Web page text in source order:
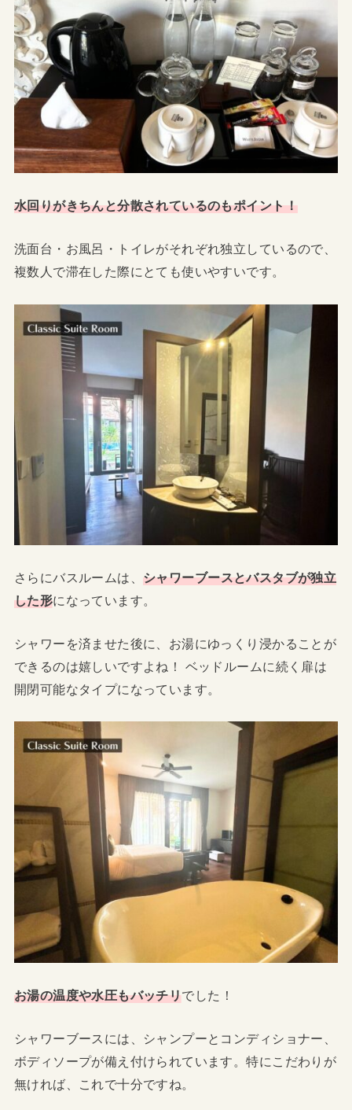
水回りがきちんと分散されているのもポイント！
洗面台・お風呂・トイレがそれぞれ独立しているので、
複数人で滞在した際にとても使いやすいです。
さらにバスルームは、シャワーブースとバスタブが独立
した形になっています。
シャワーを済ませた後に、お湯にゆっくり浸かることが
できるのは嬉しいですよね！ ベッドルームに続く扉は
開閉可能なタイプになっています。
お湯の温度や水圧もバッチリでした！
シャワーブースには、シャンプーとコンディショナー、
ボディソープが備え付けられています。特にこだわりが
無ければ、これで十分ですね。